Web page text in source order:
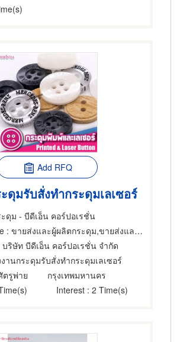
Add RFQ
ดุมรับสั่งทำกระดุมเลเซอร์
ดุม - บีดีเอ็น คอร์ปอเรชั่น
: ขายส่งและผู้ผลิตกระดุม,ขายส่งและผู้ผลิตกระดุม,ขายปลีกกระดุม
บริษัท บีดีเอ็น คอร์ปอเรชั่น จำกัด
งานกระดุมรับสั่งทำกระดุมเลเซอร์
ตรูพ่าย
กรุงเทพมหานคร
Interest : 2 Time(s)